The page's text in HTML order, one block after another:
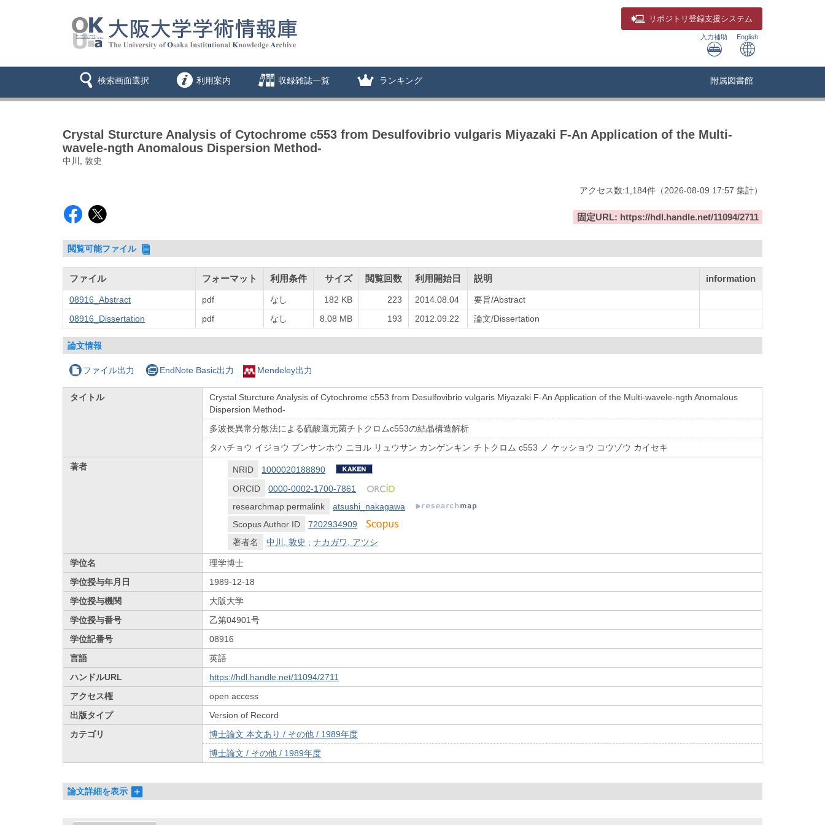
リポジトリ 登録支援システム
入力補助 English
検索画面選択 利用案内 収録雑誌一覧 ランキング 附属図書館
Crystal Sturcture Analysis of Cytochrome c553 from Desulfovibrio vulgaris Miyazaki F-An Application of the Multi-
wavele-ngth Anomalous Dispersion Method-
中川, 敦史
アクセス数:1,184件 （2026-08-09 17:57 集計）
固定URL: https://hdl.handle.net/11094/2711
閲覧可能ファイル
ファイル フォーマット 利用条件 サイズ 閲覧回数 利用開始日 説明 information
08916_Abstract pdf なし 182 KB 223 2014.08.04
要旨/Abstract
08916_Dissertation
pdf なし 8.08 MB 193 2012.09.22 論文/Dissertation
論文情報
ファイル出力 EndNote Basic出力 Mendeley出力
タイトル
Crystal Sturcture Analysis of Cytochrome c553 from Desulfovibrio vulgaris Miyazaki F-An Application of the Multi-wavele-ngth Anomalous
Dispersion Method-
多波長異常分散法による硫酸還元菌チトクロムc553の結晶構造解析
タハチョウ イジョウ ブンサンホウ ニヨル リュウサン カンゲンキン チトクロム c553 ノ ケッショウ コウゾウ カイセキ
著者
NRID
1000020188890
ORCID
0000-0002-1700-7861
researchmap permalink
atsushi_nakagawa
Scopus Author ID
7202934909
著者名
中川, 敦史 ;ナカガワ, アツシ
学位名
理学博士
学位授与年月日
1989-12-18
学位授与機関
大阪大学
学位授与番号
乙第04901号
学位記番号
08916
言語
英語
ハンドルURL
https://hdl.handle.net/11094/2711
アクセス権
open access
出版タイプ
Version of Record
カテゴリ
博士論文 本文あり / その他 / 1989年度
博士論文 / その他 / 1989年度
論文詳細を表示